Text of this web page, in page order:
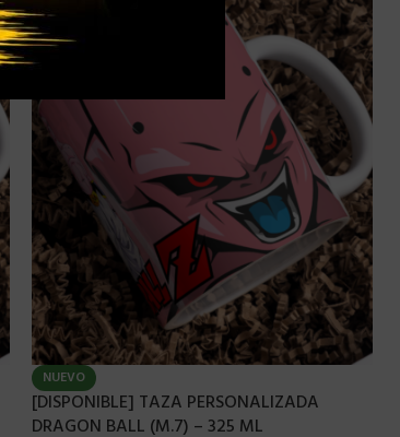
NUEVO
[DISPONIBLE] TAZA PERSONALIZADA
DRAGON BALL (M.7) – 325 ML